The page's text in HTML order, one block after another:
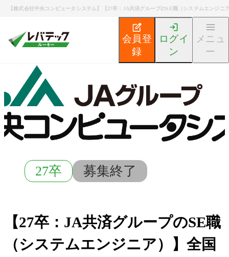
【株式会社中央コンピュータシステム】【27卒：JA共済グループのSE職（システムエンジ
会員登
録
ログイ
ン
メニュ
ー
募集検索 【27卒：JA共済グ
27卒 募集終了
【27卒：JA共済グループのSE職
（システムエンジニア）】全国